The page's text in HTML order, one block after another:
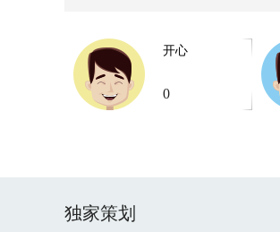
开心
0
独家策划